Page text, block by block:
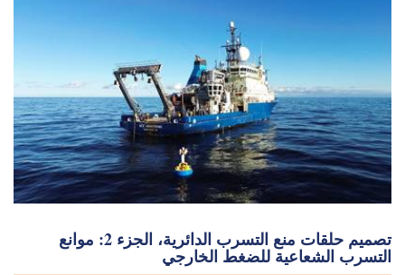
من عدم اليقين إلى الميزة: معهد وودز هول لعلوم
المحيطات يطلق مبادرات جديدة لشركاء الصناعة